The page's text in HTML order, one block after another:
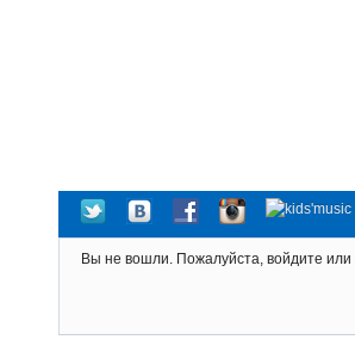
Вы не вошли. Пожалуйста, войдите или